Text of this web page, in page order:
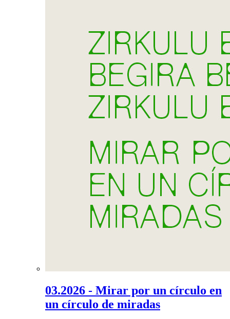
03.2026 - Mirar por un círculo en
un círculo de miradas